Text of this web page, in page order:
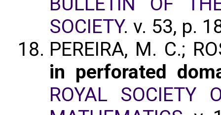
SOCIETY. v. 53, p.
PEREIRA, M. C.;
in perforated
ROYAL SOCIETY